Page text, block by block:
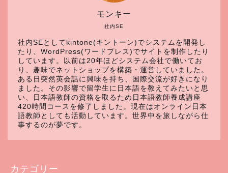
社内SE
モンキー
社内SEとしてkintone(キントーン)でシステムを開発し
たり、WordPress(ワードプレス)でサイトを制作したり
しています。以前は20年ほどシステム会社で働いてお
り、趣味でネットショップを構築・運営していました。
ある日突然英会話に興味を持ち、国際交流が好きになり
ました。その影響で留学生に日本語を教えてみたいと思
い、日本語教師の資格を取るため日本語教師養成講座
420時間コースを修了しました。現在はオンライン日本
語教師としても活動しています。世界中を旅しながら仕
事するのが夢です。
カテゴリー